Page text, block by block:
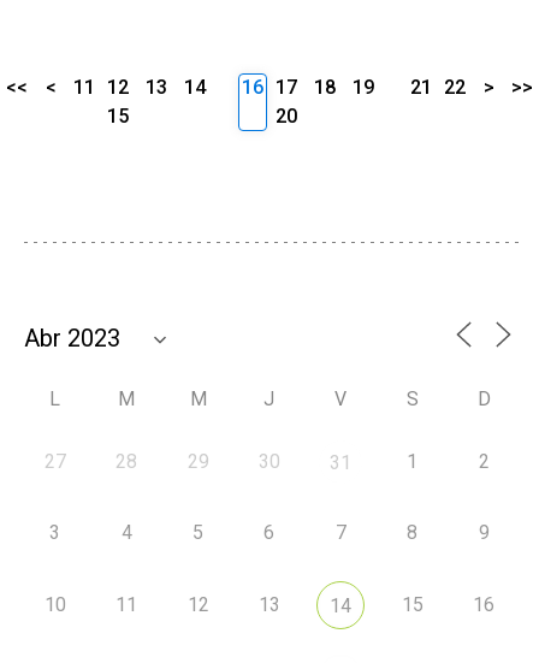
<< < 11 12 13
14
15
16 17 18
19
20
21 22 > >>
L M M J V S D
27 28 29 30 31 1 2
3 4 5 6 7 8 9
10 11 12 13 14 15 16